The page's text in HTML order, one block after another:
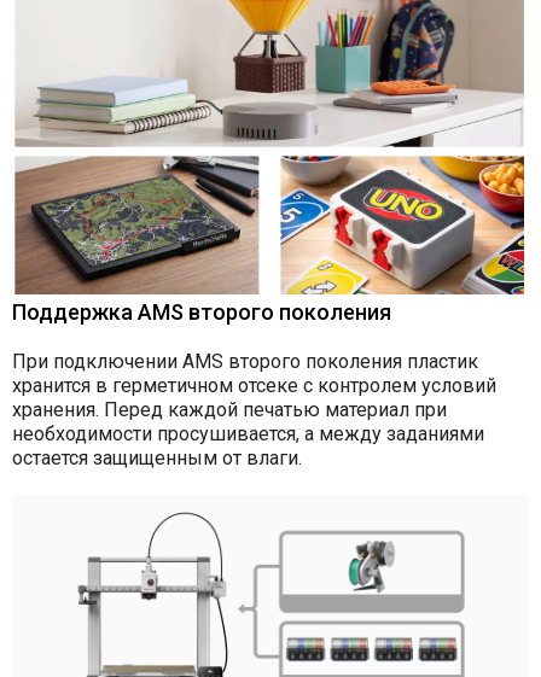
Поддержка AMS второго поколения
При подключении AMS второго поколения пластик
хранится в герметичном отсеке с контролем условий
хранения. Перед каждой печатью материал при
необходимости просушивается, а между заданиями
остается защищенным от влаги.